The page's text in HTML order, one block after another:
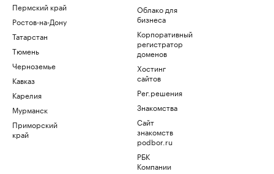
Пермский край
Ростов-на-Дону
Татарстан
Тюмень
Черноземье
Кавказ
Карелия
Мурманск
Приморский
край
Облако для
бизнеса
Корпоративный
регистратор
доменов
Хостинг
сайтов
Рег.решения
Знакомства
Сайт
знакомств
podbor.ru
РБК
Компании